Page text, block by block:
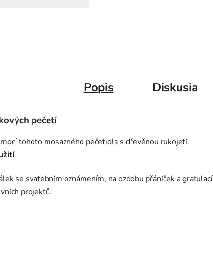
Popis Diskusia
pečetí
tohoto mosazného pečetidla s dřevěnou rukojetí.
.
se svatebním oznámením, na ozdobu přáníček a gratulací
projektů.